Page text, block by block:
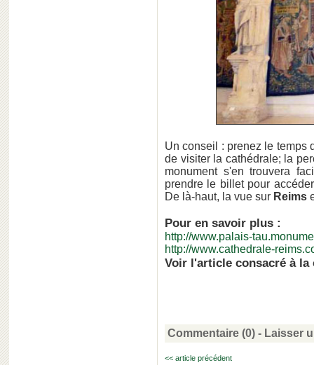
Un conseil : prenez le temps
de visiter la cathédrale; la
monument s'en trouvera
prendre le billet pour
De là-haut, la vue sur Reims
Pour en savoir plus :
http://www.palais-
http://www.cathedrale-
Voir l'article consacré à
Commentaire (0) - Laisser
<< article précédent